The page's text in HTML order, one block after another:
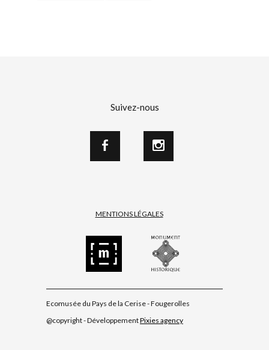
Suivez-nous
MENTIONS LÉGALES
Ecomusée du Pays de la Cerise - Fougerolles
@copyright - DéveloppementPixies agency